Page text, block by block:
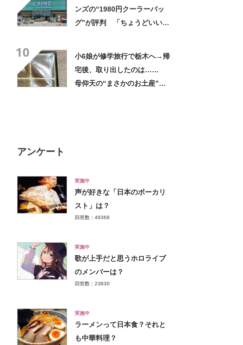
ンズの“1980円クーラーバッ
グ”が評判 「ちょうどいい大
10
小6娘が修学旅行で栃木へ→帰
宅後、取り出したのは……
母仰天の“まさかのお土産”に
アンケート
実施中
声が好きな「日本のボーカリ
スト」は？
回答数：49368
実施中
歌が上手だと思うホロライブ
のメンバーは？
回答数：23830
実施中
ラーメンって日本食？それと
も中華料理？